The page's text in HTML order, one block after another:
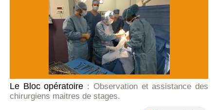
Le Bloc opératoire : Observation et assistance des
chirurgiens maitres de stages.